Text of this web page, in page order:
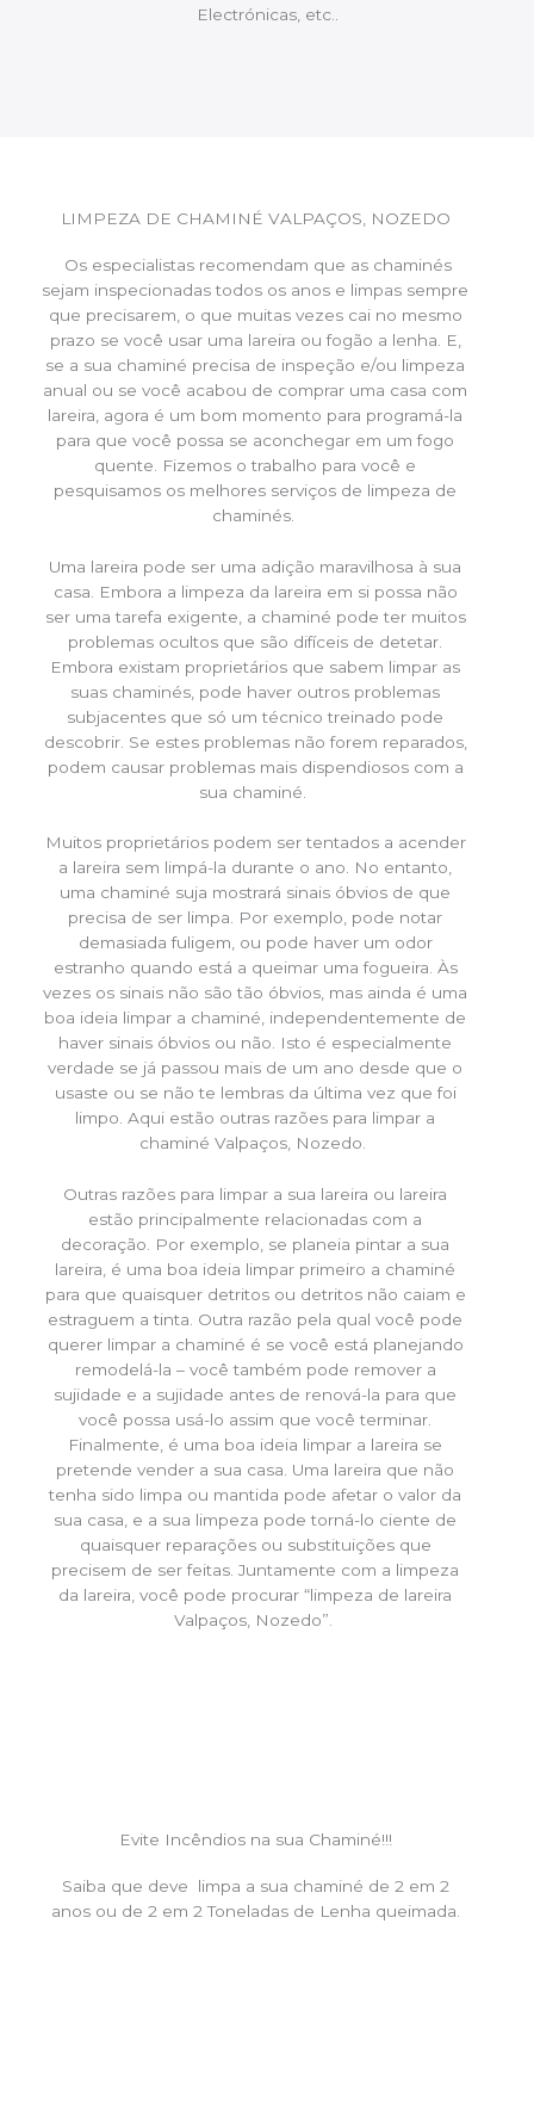
Electrónicas, etc..
LIMPEZA DE CHAMINÉ VALPAÇOS, NOZEDO
Os especialistas recomendam que as chaminés
sejam inspecionadas todos os anos e limpas sempre
que precisarem, o que muitas vezes cai no mesmo
prazo se você usar uma lareira ou fogão a lenha. E,
se a sua chaminé precisa de inspeção e/ou limpeza
anual ou se você acabou de comprar uma casa com
lareira, agora é um bom momento para programá-la
para que você possa se aconchegar em um fogo
quente. Fizemos o trabalho para você e
pesquisamos os melhores serviços de limpeza de
chaminés.
Uma lareira pode ser uma adição maravilhosa à sua
casa. Embora a limpeza da lareira em si possa não
ser uma tarefa exigente, a chaminé pode ter muitos
problemas ocultos que são difíceis de detetar.
Embora existam proprietários que sabem limpar as
suas chaminés, pode haver outros problemas
subjacentes que só um técnico treinado pode
descobrir. Se estes problemas não forem reparados,
podem causar problemas mais dispendiosos com a
sua chaminé.
Muitos proprietários podem ser tentados a acender
a lareira sem limpá-la durante o ano. No entanto,
uma chaminé suja mostrará sinais óbvios de que
precisa de ser limpa. Por exemplo, pode notar
demasiada fuligem, ou pode haver um odor
estranho quando está a queimar uma fogueira. Às
vezes os sinais não são tão óbvios, mas ainda é uma
boa ideia limpar a chaminé, independentemente de
haver sinais óbvios ou não. Isto é especialmente
verdade se já passou mais de um ano desde que o
usaste ou se não te lembras da última vez que foi
limpo. Aqui estão outras razões para limpar a
chaminé Valpaços, Nozedo.
Outras razões para limpar a sua lareira ou lareira
estão principalmente relacionadas com a
decoração. Por exemplo, se planeia pintar a sua
lareira, é uma boa ideia limpar primeiro a chaminé
para que quaisquer detritos ou detritos não caiam e
estraguem a tinta. Outra razão pela qual você pode
querer limpar a chaminé é se você está planejando
remodelá-la – você também pode remover a
sujidade e a sujidade antes de renová-la para que
você possa usá-lo assim que você terminar.
Finalmente, é uma boa ideia limpar a lareira se
pretende vender a sua casa. Uma lareira que não
tenha sido limpa ou mantida pode afetar o valor da
sua casa, e a sua limpeza pode torná-lo ciente de
quaisquer reparações ou substituições que
precisem de ser feitas. Juntamente com a limpeza
da lareira, você pode procurar “limpeza de lareira
Valpaços, Nozedo”.
Evite Incêndios na sua Chaminé!!!
Saiba que deve limpa a sua chaminé de 2 em 2
anos ou de 2 em 2 Toneladas de Lenha queimada.